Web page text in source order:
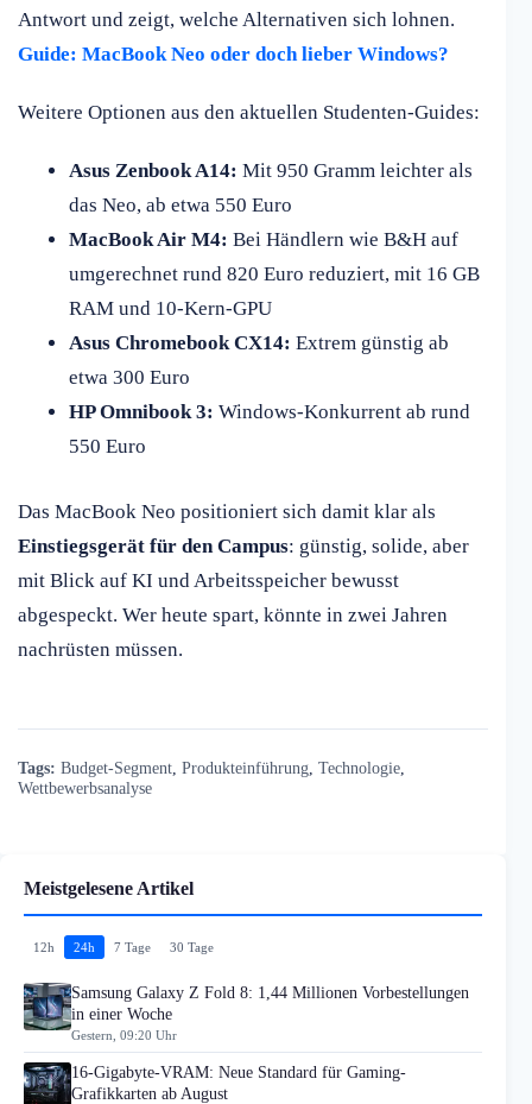
Antwort und zeigt, welche Alternativen sich lohnen.
Guide: MacBook Neo oder doch lieber Windows?
Weitere Optionen aus den aktuellen Studenten-Guides:
Asus Zenbook A14: Mit 950 Gramm leichter als
das Neo, ab etwa 550 Euro
MacBook Air M4: Bei Händlern wie B&H auf
umgerechnet rund 820 Euro reduziert, mit 16 GB
RAM und 10-Kern-GPU
Asus Chromebook CX14: Extrem günstig ab
etwa 300 Euro
HP Omnibook 3: Windows-Konkurrent ab rund
550 Euro
Das MacBook Neo positioniert sich damit klar als
Einstiegsgerät für den Campus: günstig, solide, aber
mit Blick auf KI und Arbeitsspeicher bewusst
abgespeckt. Wer heute spart, könnte in zwei Jahren
nachrüsten müssen.
Tags: Budget-Segment Produkteinführung Technologie
Wettbewerbsanalyse
Meistgelesene Artikel
12h 24h 7 Tage 30 Tage
Samsung Galaxy Z Fold 8: 1,44 Millionen Vorbestellungen
in einer Woche
Gestern, 09:20 Uhr
16-Gigabyte-VRAM: Neue Standard für Gaming-
Grafikkarten ab August